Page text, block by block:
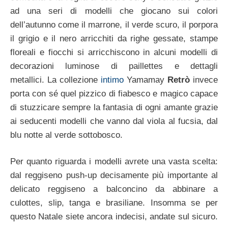
ad una seri di modelli che giocano sui colori
dell’autunno come il marrone, il verde scuro, il porpora
il grigio e il nero arricchiti da righe gessate, stampe
floreali e fiocchi si arricchiscono in alcuni modelli di
decorazioni luminose di paillettes e dettagli
metallici. La collezione intimo Yamamay Retrò invece
porta con sé quel pizzico di fiabesco e magico capace
di stuzzicare sempre la fantasia di ogni amante grazie
ai seducenti modelli che vanno dal viola al fucsia, dal
blu notte al verde sottobosco.
Per quanto riguarda i modelli avrete una vasta scelta:
dal reggiseno push-up decisamente più importante al
delicato reggiseno a balconcino da abbinare a
culottes, slip, tanga e brasiliane. Insomma se per
questo Natale siete ancora indecisi, andate sul sicuro.